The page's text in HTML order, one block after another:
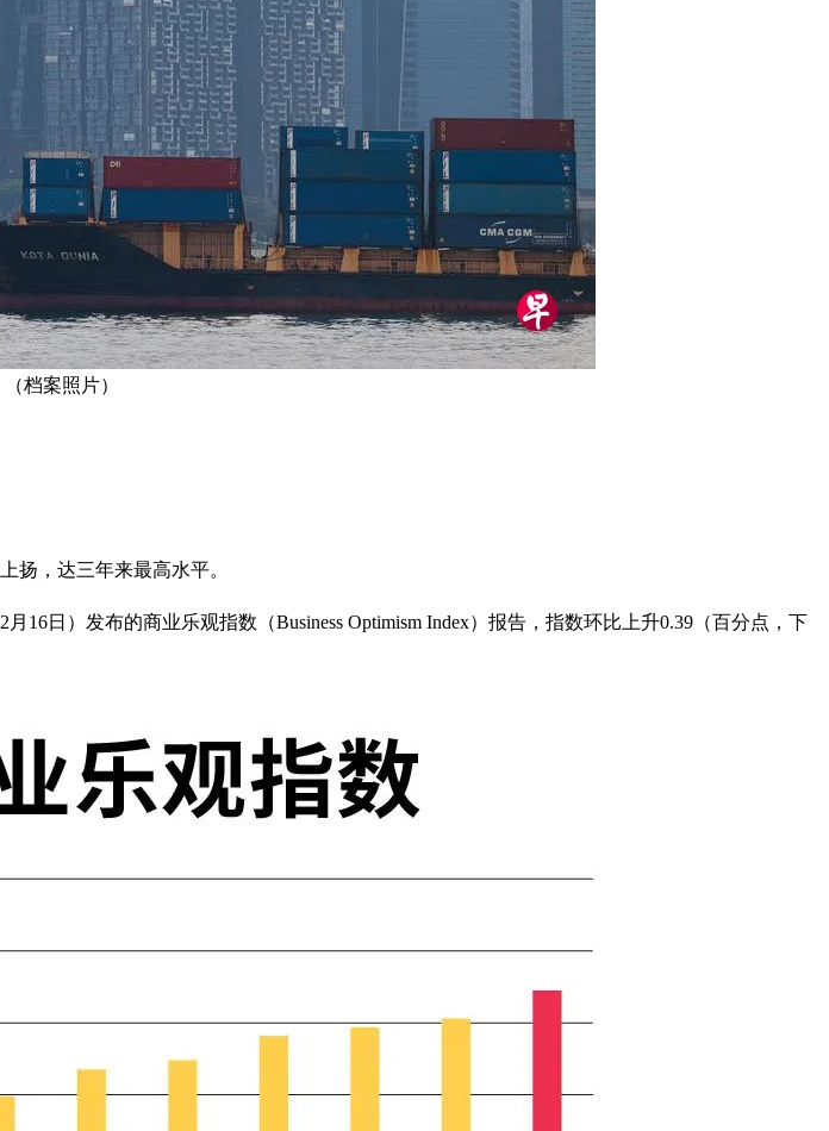
档案照片）
扬，达三年来最高水平。
16日）发布的商业乐观指数（Business Optimism Index）报告，指数环比上升0.39（百分点，下